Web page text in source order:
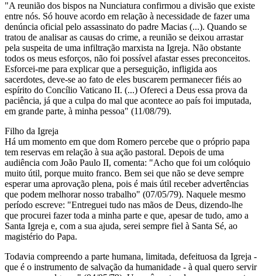
"A reunião dos bispos na Nunciatura confirmou a divisão que existe
entre nós. Só houve acordo em relação à necessidade de fazer uma
denúncia oficial pelo assassinato do padre Macias (...). Quando se
tratou de analisar as causas do crime, a reunião se deixou arrastar
pela suspeita de uma infiltração marxista na Igreja. Não obstante
todos os meus esforços, não foi possível afastar esses preconceitos.
Esforcei-me para explicar que a perseguição, infligida aos
sacerdotes, deve-se ao fato de eles buscarem permanecer fiéis ao
espírito do Concílio Vaticano II. (...) Ofereci a Deus essa prova da
paciência, já que a culpa do mal que acontece ao país foi imputada,
em grande parte, à minha pessoa" (11/08/79).
Filho da Igreja
Há um momento em que dom Romero percebe que o próprio papa
tem reservas em relação à sua ação pastoral. Depois de uma
audiência com João Paulo II, comenta: "Acho que foi um colóquio
muito útil, porque muito franco. Bem sei que não se deve sempre
esperar uma aprovação plena, pois é mais útil receber advertências
que podem melhorar nosso trabalho" (07/05/79). Naquele mesmo
período escreve: "Entreguei tudo nas mãos de Deus, dizendo-lhe
que procurei fazer toda a minha parte e que, apesar de tudo, amo a
Santa Igreja e, com a sua ajuda, serei sempre fiel à Santa Sé, ao
magistério do Papa.
Todavia compreendo a parte humana, limitada, defeituosa da Igreja -
que é o instrumento de salvação da humanidade - à qual quero servir